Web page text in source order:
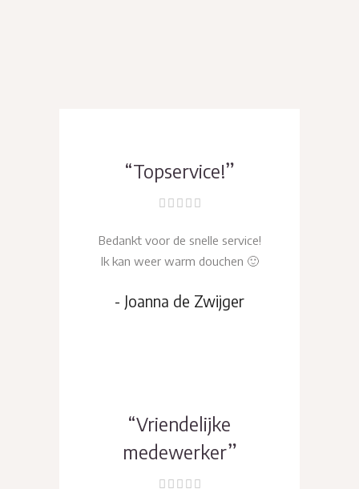
“Topservice!”
Bedankt voor de snelle service!
Ik kan weer warm douchen 🙂
- Joanna de Zwijger
“Vriendelijke
medewerker”